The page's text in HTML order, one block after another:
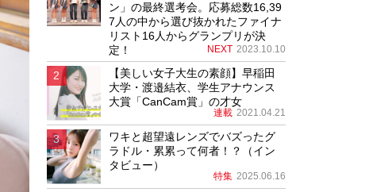
ン」の最終選考会。応募総数16,39
7人の中から選び抜かれたファイナ
リスト16人からグランプリが決
定！
NEXT 2023.10.10
【美しい女子大生の素顔】早稲田
大学・渡邉結衣、学生アナウンス
大賞「CanCam賞」の才女
連載 2021.04.21
ワキと超望遠レンズでバズったグ
ラドル・累累って何者！？（イン
タビュー）
特集 2025.06.16